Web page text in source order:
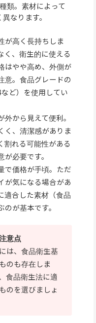
類。素材によって
なります。
が高く長持ちしま
く、衛生的に使える
はやや高め、外側が
意。食品グレードの
ど）を使用してい
外から見えて便利。
く、清潔感がありま
割れる可能性がある
必要です。
で価格が手頃。ただ
が気になる場合があ
適合した素材（食品
が基本です。
意点
は、食品衛生基
のも存在しま
食品衛生法に適
のを選びましょ